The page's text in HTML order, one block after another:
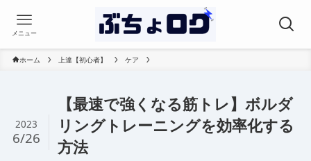
メニュー
ホーム 上達【初心者】 ケア
【最速で強くなる筋トレ】ボルダ
リングトレーニングを効率化する
方法
2023
6/26